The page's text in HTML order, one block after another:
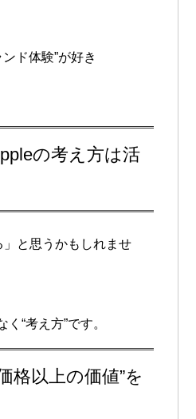
ド体験”が好き
の考え方は活
」と思うかもしれませ
“考え方”です。
格以上の価値”を